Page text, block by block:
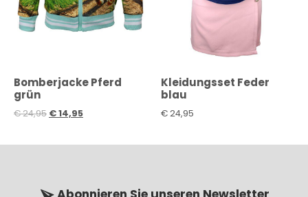
Bomberjacke Pferd
grün
€24,95 €14,95
Kleidungsset Feder
blau
€24,95